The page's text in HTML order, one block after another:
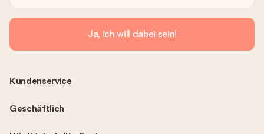
Ja, ich will dabei sein!
Kundenservice
Geschäftlich